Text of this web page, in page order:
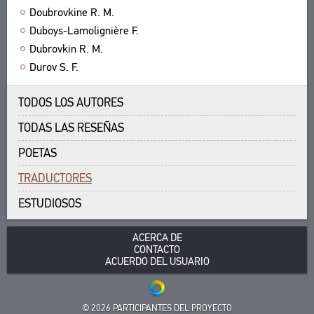
Doubrovkine R. M.
Duboys-Lamolignière F.
Dubrovkin R. M.
Durov S. F.
TODOS LOS AUTORES
TODAS LAS RESEÑAS
POETAS
TRADUCTORES
ESTUDIOSOS
ACERCA DE
CONTACTO
ACUERDO DEL USUARIO
© 2026 PARTICIPANTES DEL PROYECTO
OBRAS
EDICIONES
ACERCA DE
SOBRE EL PROYECTO
CORPUS
BIBLIOTECA
ENCICLOPEDIA
TESAURO
FUNCIONALIDAD
INDICES
CONTACTO
ACUERDO DEL USUARIO
MARCADORES